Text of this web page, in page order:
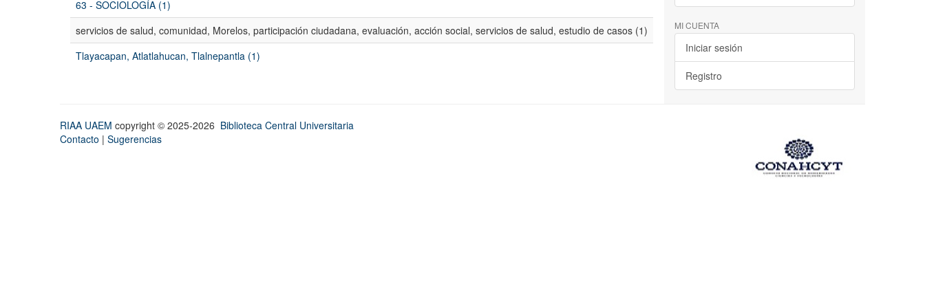
63 - SOCIOLOGÍA (1)
servicios de salud, comunidad, Morelos, participación ciudadana, evaluación, acción social, servicios de salud, estudio de casos (1)
Tlayacapan, Atlatlahucan, Tlalnepantla (1)
MI CUENTA
Iniciar sesión
Registro
RIAA UAEM copyright © 2025-2026 Biblioteca Central Universitaria
Contacto | Sugerencias